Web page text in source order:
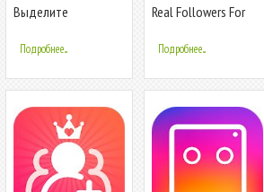
Выделите
Обложки для
Instagram Story
Подробнее...
Real Followers For
Insta tags
Подробнее...